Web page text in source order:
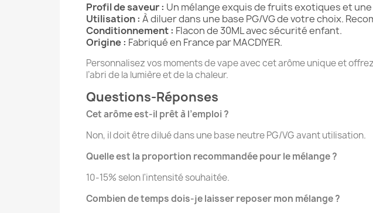
Profil de saveur : Un mélange exquis de fruits exotiques et
Utilisation : À diluer dans une base PG/VG de votre choix.
Conditionnement : Flacon de 30ML avec sécurité enfant.
Origine : Fabriqué en France par MACDIYER.
Personnalisez vos moments de vape avec cet arôme unique et
l’abri de la lumière et de la chaleur.
Questions-Réponses
Cet arôme est-il prêt à l’emploi ?
Non, il doit être dilué dans une base neutre PG/VG avant utilisation.
Quelle est la proportion recommandée pour le mélange ?
10-15% selon l'intensité souhaitée.
Combien de temps dois-je laisser reposer mon mélange ?